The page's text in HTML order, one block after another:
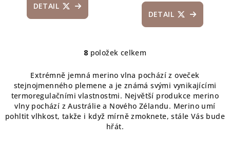
DETAIL
DETAIL
O
l
á
d
a
c
8 položek celkem
Extrémně jemná merino vlna pochází z oveček
stejnojmenného plemene a je známá svými vynikajícími
termoregulačními vlastnostmi. Největší produkce merino
vlny pochází z Austrálie a Nového Zélandu. Merino umí
pohltit vlhkost, takže i když mírně zmoknete, stále Vás bude
hřát.